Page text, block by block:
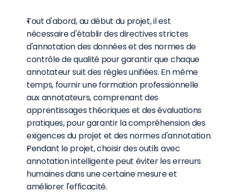
Tout d'abord, au début du projet, il est
nécessaire d'établir des directives strictes
d'annotation des données et des normes de
contrôle de qualité pour garantir que chaque
annotateur suit des règles unifiées. En même
temps, fournir une formation professionnelle
aux annotateurs, comprenant des
apprentissages théoriques et des évaluations
pratiques, pour garantir la compréhension des
exigences du projet et des normes d'annotation.
Pendant le projet, choisir des outils avec
annotation intelligente peut éviter les erreurs
humaines dans une certaine mesure et
améliorer l'efficacité.